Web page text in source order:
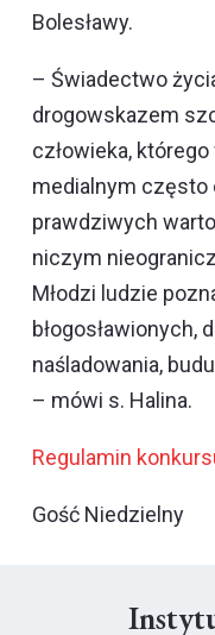
Bolesławy.
– Świadectwo
drogowskazem
człowieka,
medialnym często
prawdziwych
niczym
Młodzi ludzie
błogosławionych,
naśladowania,
– mówi s. Halina.
Regulamin
Gość Niedzielny